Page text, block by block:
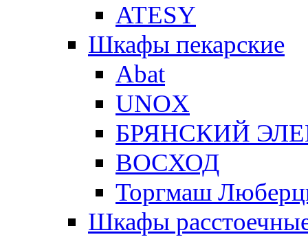
ATESY
Шкафы пекарские
Abat
UNOX
БРЯНСКИЙ
ВОСХОД
Торгмаш
Шкафы